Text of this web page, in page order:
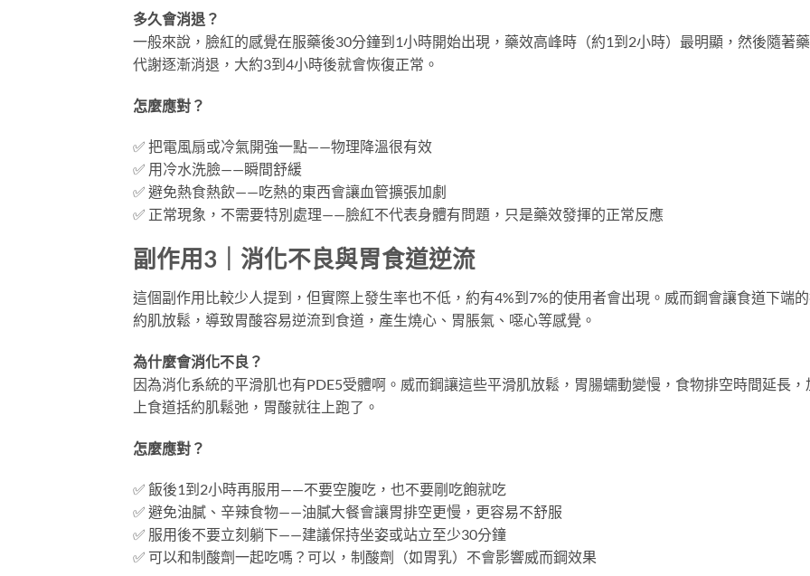
多久會消退？
一般來說，臉紅的感覺在服藥後30分鐘到1小時開始出現，藥效高峰時（約1到2小時）最明顯，然後隨著
代謝逐漸消退，大約3到4小時後就會恢復正常。
怎麼應對？
✅ 把電風扇或冷氣開強一點——物理降溫很有效
✅ 用冷水洗臉——瞬間舒緩
✅ 避免熱食熱飲——吃熱的東西會讓血管擴張加劇
✅ 正常現象，不需要特別處理——臉紅不代表身體有問題，只是藥效發揮的正常反應
副作用3｜消化不良與胃食道逆流
這個副作用比較少人提到，但實際上發生率也不低，約有4%到7%的使用者會出現。威而鋼會讓食道下端
約肌放鬆，導致胃酸容易逆流到食道，產生燒心、胃脹氣、噁心等感覺。
為什麼會消化不良？
因為消化系統的平滑肌也有PDE5受體啊。威而鋼讓這些平滑肌放鬆，胃腸蠕動變慢，食物排空時間延長，
上食道括約肌鬆弛，胃酸就往上跑了。
怎麼應對？
✅ 飯後1到2小時再服用——不要空腹吃，也不要剛吃飽就吃
✅ 避免油膩、辛辣食物——油膩大餐會讓胃排空更慢，更容易不舒服
✅ 服用後不要立刻躺下——建議保持坐姿或站立至少30分鐘
✅ 可以和制酸劑一起吃嗎？可以，制酸劑（如胃乳）不會影響威而鋼效果